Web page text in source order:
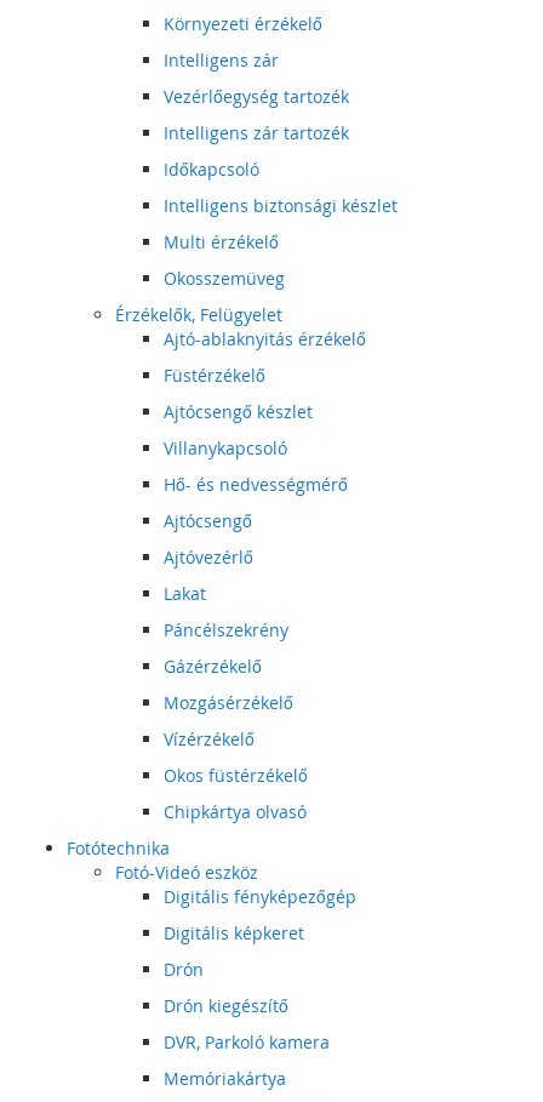
Környezeti érzékelő
Intelligens zár
Vezérlőegység tartozék
Intelligens zár tartozék
Időkapcsoló
Intelligens biztonsági készlet
Multi érzékelő
Okosszemüveg
Érzékelők, Felügyelet
Ajtó-ablaknyitás érzékelő
Füstérzékelő
Ajtócsengő készlet
Villanykapcsoló
Hő- és nedvességmérő
Ajtócsengő
Ajtóvezérlő
Lakat
Páncélszekrény
Gázérzékelő
Mozgásérzékelő
Vízérzékelő
Okos füstérzékelő
Chipkártya olvasó
Fotótechnika
Fotó-Videó eszköz
Digitális fényképezőgép
Digitális képkeret
Drón
Drón kiegészítő
DVR, Parkoló kamera
Memóriakártya